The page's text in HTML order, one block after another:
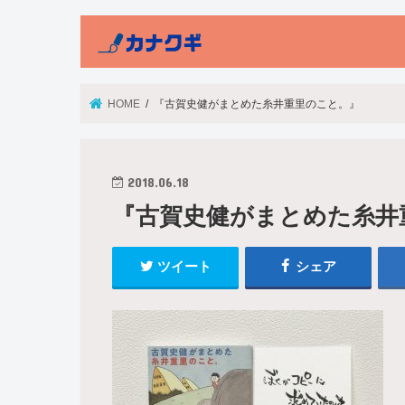
HOME 『古賀史健がまとめた糸井重里のこと。』
2018.06.18
『古賀史健がまとめた糸
ツイート シェア